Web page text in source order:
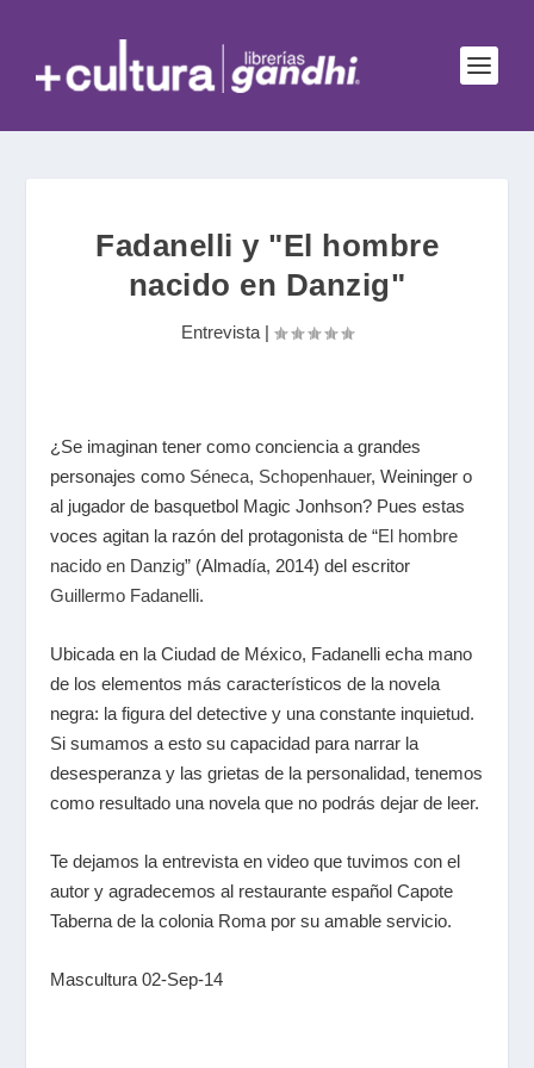
Fadanelli y "El hombre
nacido en Danzig"
Entrevista |
¿Se imaginan tener como conciencia a grandes
personajes como Séneca, Schopenhauer, Weininger o
al jugador de basquetbol Magic Jonhson? Pues estas
voces agitan la razón del protagonista de “El hombre
nacido en Danzig” (Almadía, 2014) del escritor
Guillermo Fadanelli.
Ubicada en la Ciudad de México, Fadanelli echa mano
de los elementos más característicos de la novela
negra: la figura del detective y una constante inquietud.
Si sumamos a esto su capacidad para narrar la
desesperanza y las grietas de la personalidad, tenemos
como resultado una novela que no podrás dejar de leer.
Te dejamos la entrevista en video que tuvimos con el
autor y agradecemos al restaurante español Capote
Taberna de la colonia Roma por su amable servicio.
Mascultura 02-Sep-14